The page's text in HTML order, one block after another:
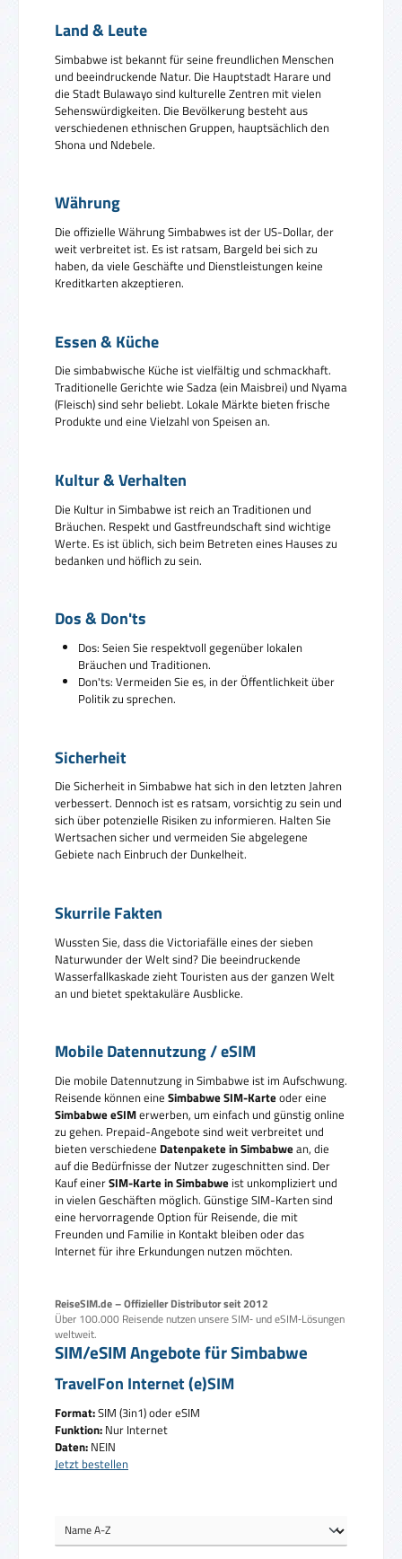
Land & Leute
Simbabwe ist bekannt für seine freundlichen Menschen
und beeindruckende Natur. Die Hauptstadt Harare und
die Stadt Bulawayo sind kulturelle Zentren mit vielen
Sehenswürdigkeiten. Die Bevölkerung besteht aus
verschiedenen ethnischen Gruppen, hauptsächlich den
Shona und Ndebele.
Währung
Die offizielle Währung Simbabwes ist der US-Dollar, der
weit verbreitet ist. Es ist ratsam, Bargeld bei sich zu
haben, da viele Geschäfte und Dienstleistungen keine
Kreditkarten akzeptieren.
Essen & Küche
Die simbabwische Küche ist vielfältig und schmackhaft.
Traditionelle Gerichte wie Sadza (ein Maisbrei) und Nyama
(Fleisch) sind sehr beliebt. Lokale Märkte bieten frische
Produkte und eine Vielzahl von Speisen an.
Kultur & Verhalten
Die Kultur in Simbabwe ist reich an Traditionen und
Bräuchen. Respekt und Gastfreundschaft sind wichtige
Werte. Es ist üblich, sich beim Betreten eines Hauses zu
bedanken und höflich zu sein.
Dos & Don'ts
Dos: Seien Sie respektvoll gegenüber lokalen
Bräuchen und Traditionen.
Don'ts: Vermeiden Sie es, in der Öffentlichkeit über
Politik zu sprechen.
Sicherheit
Die Sicherheit in Simbabwe hat sich in den letzten Jahren
verbessert. Dennoch ist es ratsam, vorsichtig zu sein und
sich über potenzielle Risiken zu informieren. Halten Sie
Wertsachen sicher und vermeiden Sie abgelegene
Gebiete nach Einbruch der Dunkelheit.
Skurrile Fakten
Wussten Sie, dass die Victoriafälle eines der sieben
Naturwunder der Welt sind? Die beeindruckende
Wasserfallkaskade zieht Touristen aus der ganzen Welt
an und bietet spektakuläre Ausblicke.
Mobile Datennutzung / eSIM
Die mobile Datennutzung in Simbabwe ist im Aufschwung.
Reisende können eine Simbabwe SIM-Karteoder eine
Simbabwe eSIMerwerben, um einfach und günstig online
zu gehen. Prepaid-Angebote sind weit verbreitet und
bieten verschiedene Datenpakete in Simbabwean, die
auf die Bedürfnisse der Nutzer zugeschnitten sind. Der
Kauf einerSIM-Karte in Simbabwe ist unkompliziert und
in vielen Geschäften möglich. Günstige SIM-Karten sind
eine hervorragende Option für Reisende, die mit
Freunden und Familie in Kontakt bleiben oder das
Internet für ihre Erkundungen nutzen möchten.
ReiseSIM.de – Offizieller Distributor seit 2012
Über 100.000 Reisende nutzen unsere SIM‑ und eSIM‑Lösungen
weltweit.
SIM/eSIM Angebote für Simbabwe
TravelFon Internet (e)SIM
Format:SIM (3in1) oder eSIM
Funktion: Nur Internet
Daten: NEIN
Jetzt bestellen